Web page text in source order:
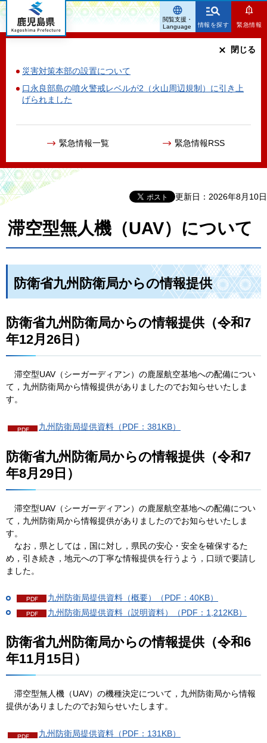
鹿児島県
情報を探す 緊急情報
災害対策本部の設置について
口永良部島の噴火警戒レベルが2（火山周辺規制）に引き上
げられました
緊急情報一覧 緊急情報RSS
閉じる
閲覧支援・
Language
更新日：2026年8月10日
滞空型無人機（UAV）について
防衛省九州防衛局からの情報提供
防衛省九州防衛局からの情報提供（令和7
年12月26日）
滞空型UAV（シーガーディアン）の鹿屋航空基地への配備につい
て，九州防衛局から情報提供がありましたのでお知らせいたしま
す。
九州防衛局提供資料（PDF：381KB）
防衛省九州防衛局からの情報提供（令和7
年8月29日）
滞空型UAV（シーガーディアン）の鹿屋航空基地への配備につい
て，九州防衛局から情報提供がありましたのでお知らせいたしま
す。
なお，県としては，国に対し，県民の安心・安全を確保するた
め，引き続き，地元への丁寧な情報提供を行うよう，口頭で要請し
ました。
九州防衛局提供資料（概要）（PDF：40KB）
九州防衛局提供資料（説明資料）（PDF：1,212KB）
防衛省九州防衛局からの情報提供（令和6
年11月15日）
滞空型無人機（UAV）の機種決定について，九州防衛局から情報
提供がありましたのでお知らせいたします。
九州防衛局提供資料（PDF：131KB）